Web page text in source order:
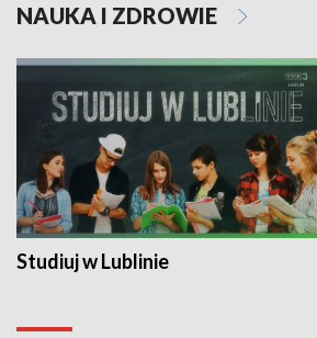
NAUKA I ZDROWIE
Studiuj w Lublinie